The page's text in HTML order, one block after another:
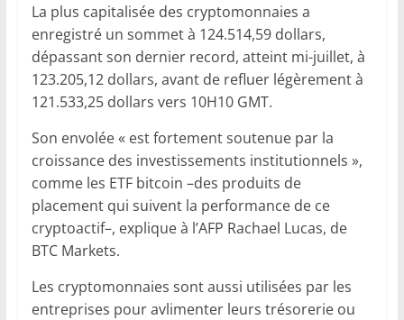
La plus capitalisée des cryptomonnaies a
enregistré un sommet à 124.514,59 dollars,
dépassant son dernier record, atteint mi-juillet, à
123.205,12 dollars, avant de refluer légèrement à
121.533,25 dollars vers 10H10 GMT.
Son envolée « est fortement soutenue par la
croissance des investissements institutionnels »,
comme les ETF bitcoin –des produits de
placement qui suivent la performance de ce
cryptoactif–, explique à l’AFP Rachael Lucas, de
BTC Markets.
Les cryptomonnaies sont aussi utilisées par les
entreprises pour avlimenter leurs trésorerie ou